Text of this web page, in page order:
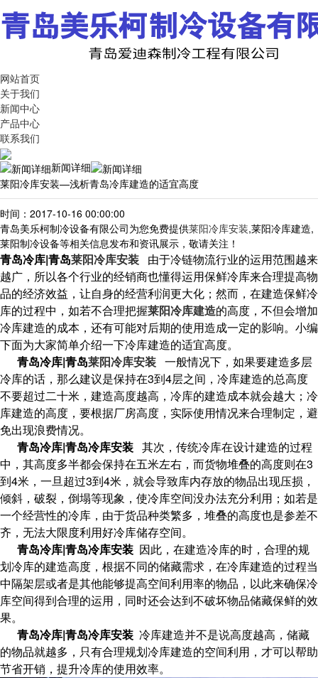
网站首页
关于我们
新闻中心
产品中心
联系我们
新闻详细
莱阳冷库安装—浅析青岛冷库建造的适宜高度
时间：2017-10-16 00:00:00
青岛美乐柯制冷设备有限公司为您免费提供莱阳冷库安装,莱阳冷库建造,
莱阳制冷设备等相关信息发布和资讯展示，敬请关注！
青岛冷库|青岛莱阳冷库安装 由于冷链物流行业的运用范围越来
越广，所以各个行业的经销商也懂得运用保鲜冷库来合理提高物
品的经济效益，让自身的经营利润更大化；然而，在建造保鲜冷
库的过程中，如若不合理把握莱阳冷库建造的高度，不但会增加
冷库建造的成本，还有可能对后期的使用造成一定的影响。小编
下面为大家简单介绍一下冷库建造的适宜高度。
青岛冷库|青岛莱阳冷库安装 一般情况下，如果要建造多层
冷库的话，那么建议是保持在3到4层之间，冷库建造的总高度
不要超过二十米，建造高度越高，冷库的建造成本就会越大；冷
库建造的高度，要根据厂房高度，实际使用情况来合理制定，避
免出现浪费情况。
青岛冷库|青岛冷库安装 其次，传统冷库在设计建造的过程
中，其高度多半都会保持在五米左右，而货物堆叠的高度则在3
到4米，一旦超过3到4米，就会导致库内存放的物品出现压损，
倾斜，破裂，倒塌等现象，使冷库空间没办法充分利用；如若是
一个经营性的冷库，由于货品种类繁多，堆叠的高度也是参差不
齐，无法大限度利用好冷库储存空间。
青岛冷库|青岛冷库安装 因此，在建造冷库的时，合理的规
划冷库的建造高度，根据不同的储藏需求，在冷库建造的过程当
中隔架层或者是其他能够提高空间利用率的物品，以此来确保冷
库空间得到合理的运用，同时还会达到不破坏物品储藏保鲜的效
果。
青岛冷库|青岛冷库安装 冷库建造并不是说高度越高，储藏
的物品就越多，只有合理规划冷库建造的空间利用，才可以帮助
节省开销，提升冷库的使用效率。